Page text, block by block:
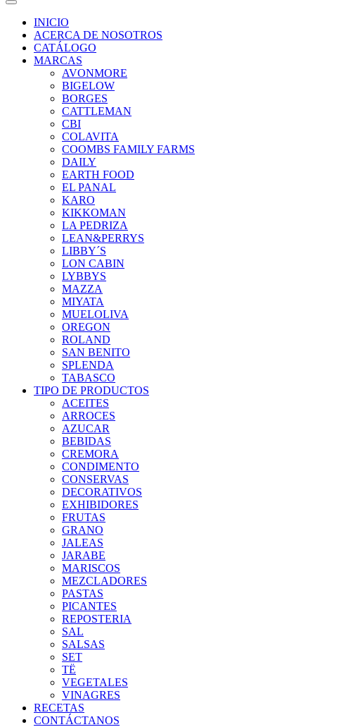
INICIO
ACERCA DE NOSOTROS
CATÁLOGO
MARCAS
AVONMORE
BIGELOW
BORGES
CATTLEMAN
CBI
COLAVITA
COOMBS FAMILY FARMS
DAILY
EARTH FOOD
EL PANAL
KARO
KIKKOMAN
LA PEDRIZA
LEAN&PERRYS
LIBBY´S
LON CABIN
LYBBYS
MAZZA
MIYATA
MUELOLIVA
OREGON
ROLAND
SAN BENITO
SPLENDA
TABASCO
TIPO DE PRODUCTOS
ACEITES
ARROCES
AZUCAR
BEBIDAS
CREMORA
CONDIMENTO
CONSERVAS
DECORATIVOS
EXHIBIDORES
FRUTAS
GRANO
JALEAS
JARABE
MARISCOS
MEZCLADORES
PASTAS
PICANTES
REPOSTERIA
SAL
SALSAS
SET
TË
VEGETALES
VINAGRES
RECETAS
CONTÁCTANOS